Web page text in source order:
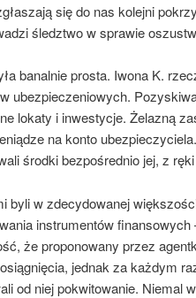
się do nas kolejni
śledztwo w sprawie
banalnie prosta. Iwona K.
ubezpieczeniowych.
lokaty i inwestycje. Żelazną
na konto
środki bezpośrednio jej, z
byli w zdecydowanej
instrumentów
że proponowany przez
jednak za każdym
od niej pokwitowanie. Niemal